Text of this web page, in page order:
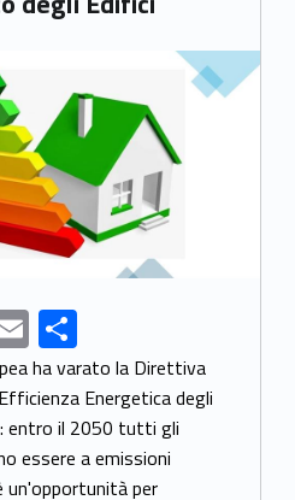
E
m
ai
l
S
h
ar
e
ha varato la Direttiva
Energetica degli
entro il 2050 tutti gli
essere a emissioni
un'opportunità per